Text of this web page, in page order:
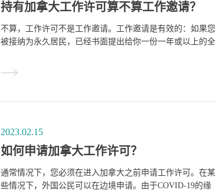
持有加拿大工作许可算不算工作邀请？
不算，工作许可不是工作邀请。工作邀请是有效的：如果您
被接纳为永久居民，已经书面提出给你一份一年或以上的全
的劳动力市场影响评估(LMIA).
2023.02.15
如何申请加拿大工作许可？
通常情况下，您必须在进入加拿大之前申请工作许可。在某
些情况下，外国公民可以在边境申请。由于COVID-19的缘